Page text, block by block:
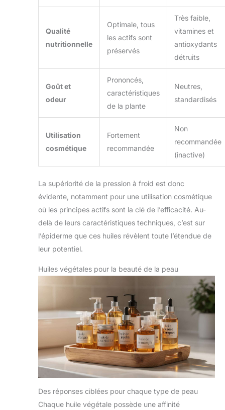
Qualité
nutritionnelle
Optimale, tous
les actifs sont
préservés
Très faible,
vitamines et
antioxydants
détruits
Goût et
odeur
Prononcés,
caractéristiques
de la plante
Neutres,
standardisés
Utilisation
cosmétique
Fortement
recommandée
Non
recommandée
(inactive)
La supériorité de la pression à froid est donc
évidente, notamment pour une utilisation cosmétique
où les principes actifs sont la clé de l’efficacité. Au-
delà de leurs caractéristiques techniques, c’est sur
l’épiderme que ces huiles révèlent toute l’étendue de
leur potentiel.
Huiles végétales pour la beauté de la peau
Des réponses ciblées pour chaque type de peau
Chaque huile végétale possède une affinité